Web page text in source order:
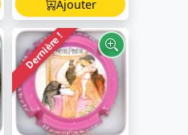
Ajouter
Dernière !